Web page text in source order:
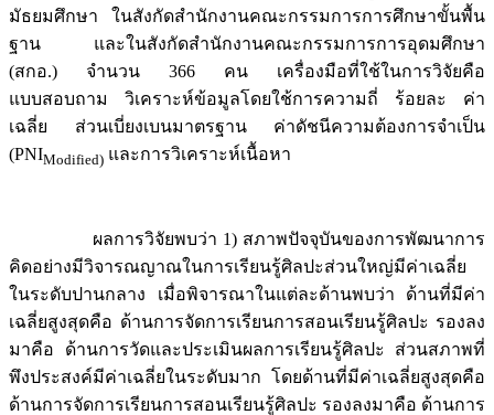
มัธยมศึกษา ในสังกัดสำนักงานคณะกรรมการการศึกษาขั้นพื้น
ฐาน และในสังกัดสำนักงานคณะกรรมการการอุดมศึกษา
(สกอ.) จำนวน 366 คน เครื่องมือที่ใช้ในการวิจัยคือ
แบบสอบถาม วิเคราะห์ข้อมูลโดยใช้การความถี่ ร้อยละ ค่า
เฉลี่ย ส่วนเบี่ยงเบนมาตรฐาน ค่าดัชนีความต้องการจำเป็น
(PNIModified) และการวิเคราะห์เนื้อหา
ผลการวิจัยพบว่า 1) สภาพปัจจุบันของการพัฒนาการ
คิดอย่างมีวิจารณญาณในการเรียนรู้ศิลปะส่วนใหญ่มีค่าเฉลี่ย
ในระดับปานกลาง เมื่อพิจารณาในแต่ละด้านพบว่า ด้านที่มีค่า
เฉลี่ยสูงสุดคือ ด้านการจัดการเรียนการสอนเรียนรู้ศิลปะ รองลง
มาคือ ด้านการวัดและประเมินผลการเรียนรู้ศิลปะ ส่วนสภาพที่
พึงประสงค์มีค่าเฉลี่ยในระดับมาก โดยด้านที่มีค่าเฉลี่ยสูงสุดคือ
ด้านการจัดการเรียนการสอนเรียนรู้ศิลปะ รองลงมาคือ ด้านการ